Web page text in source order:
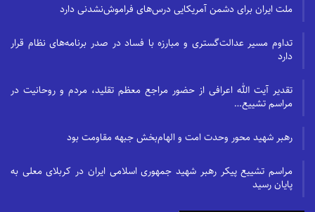
ملت ایران برای دشمن آمریکایی درس‌های فراموش‌نشدنی دارد
تداوم مسیر عدالت‌گستری و مبارزه با فساد در صدر برنامه‌های نظام قرار
دارد
تقدیر آیت الله اعرافی از حضور مراجع معظم تقلید، مردم و روحانیت در
مراسم تشییع…
رهبر شهید محور وحدت امت و الهام‌بخش جبهه مقاومت بود
مراسم تشییع پیکر رهبر شهید جمهوری اسلامی ایران در کربلای معلی به
پایان رسید